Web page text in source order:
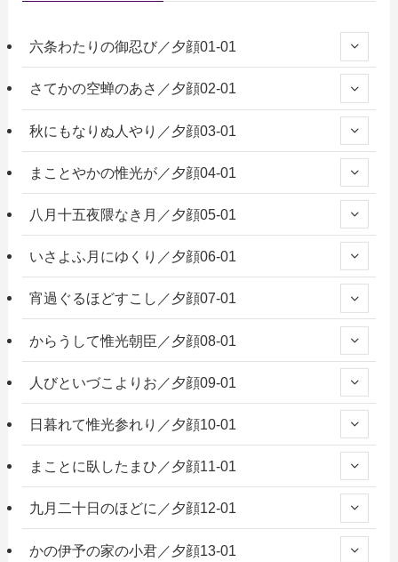
六条わたりの御忍び／夕顔01-01
さてかの空蝉のあさ／夕顔02-01
秋にもなりぬ人やり／夕顔03-01
まことやかの惟光が／夕顔04-01
八月十五夜隈なき月／夕顔05-01
いさよふ月にゆくり／夕顔06-01
宵過ぐるほどすこし／夕顔07-01
からうして惟光朝臣／夕顔08-01
人びといづこよりお／夕顔09-01
日暮れて惟光参れり／夕顔10-01
まことに臥したまひ／夕顔11-01
九月二十日のほどに／夕顔12-01
かの伊予の家の小君／夕顔13-01